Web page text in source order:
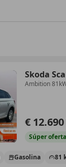
Skoda
Ambition
€ 12.690
Súperoferta
Gasolina 81